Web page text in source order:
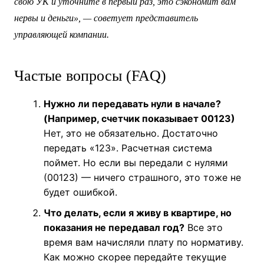
нервы и деньги», — советует представитель
управляющей компании.
Частые вопросы (FAQ)
Нужно ли передавать нули в начале?
(Например, счетчик показывает 00123)
Нет, это не обязательно. Достаточно
передать «123». Расчетная система
поймет. Но если вы передали с нулями
(00123) — ничего страшного, это тоже не
будет ошибкой.
Что делать, если я живу в квартире, но
показания не передавал год?Все это
время вам начисляли плату по нормативу.
Как можно скорее передайте текущие